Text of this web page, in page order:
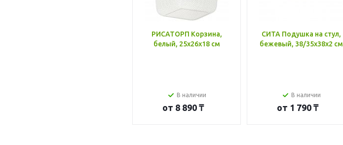
РИСАТОРП Корзина,
белый, 25x26x18 см
В наличии
от 8 890 ₸
СИТА Подушка на стул,
бежевый, 38/35x38x2 см
В наличии
от 1 790 ₸